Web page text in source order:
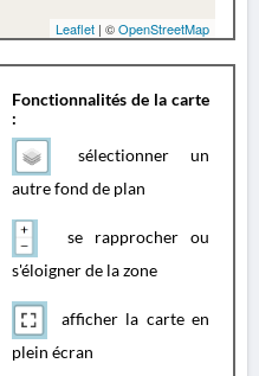
Leaflet | ©OpenStreetMap
Fonctionnalités de la carte
:
sélectionner un
autre fond de plan
se rapprocher ou
s'éloigner de la zone
afficher la carte en
plein écran